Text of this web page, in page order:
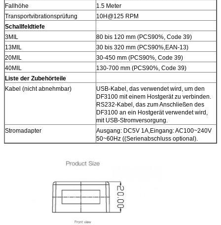
Fallhöhe
1.5 Meter
Transportvibrationsprüfung
10H@125 RPM
Schallfeldtiefe
3MIL
80 bis 120 mm (PCS90%, Code 39)
13MIL
30 bis 320 mm (PCS90%,EAN-13)
20MIL
30-450 mm (PCS90%, Code 39)
40MIL
130-700 mm (PCS90%, Code 39)
Liste der Zubehörteile
Kabel (nicht abnehmbar)
USB-Kabel, das verwendet wird, um den
DF3100 mit einem Hostgerät zu verbinden.
RS232-Kabel, das zum Anschließen des
DF3100 an ein Hostgerät verwendet wird,
mit USB-Stromversorgung.
Stromadapter
Ausgang: DC5V 1A,Eingang: AC100~240V
50~60Hz ((Serienabschluss optional).